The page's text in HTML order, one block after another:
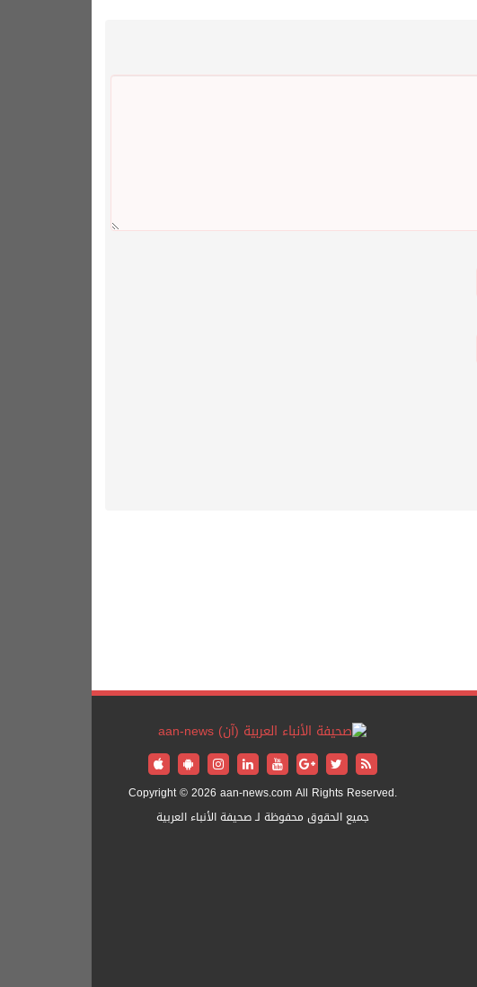
Copyright © 2026 aan-news.com All Rights Reserved.
جميع الحقوق محفوظة لـ صحيفة الأنباء العربية